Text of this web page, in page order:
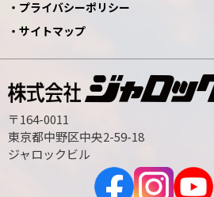
プライバシーポリシー
サイトマップ
〒164-0011
東京都中野区中央2-59-18
ジャロックビル